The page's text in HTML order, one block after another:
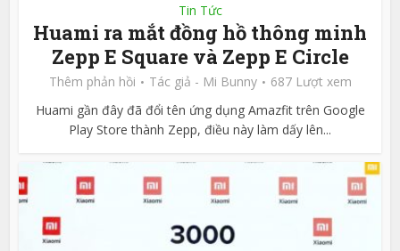
Tin Tức
Huami ra mắt đồng hồ thông minh
Zepp E Square và Zepp E Circle
Thêm phản hồi Tác giả - Mi Bunny
687 Lượt xem
Huami gần đây đã đổi tên ứng dụng Amazfit trên Google
Play Store thành Zepp, điều này làm dấy lên...